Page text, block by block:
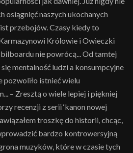
osiągnięć naszych ukochanych
przebojów. Czasy kiedy to
Królowie i Owieczki
nie powrócą... Od tamtej
mentalność ludzi a konsumpcyjne
pozwoliło istnieć wielu
– Zresztą o wiele lepiej i piękniej
recenzji z serii ‘kanon nowej
troszkę do historii, chcąc,
bardzo kontrowersyjną
muzyków, które w czasie tych